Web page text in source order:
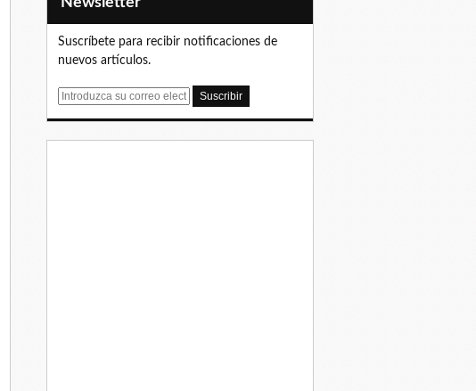
Suscríbete para recibir notificaciones de
nuevos artículos.
E